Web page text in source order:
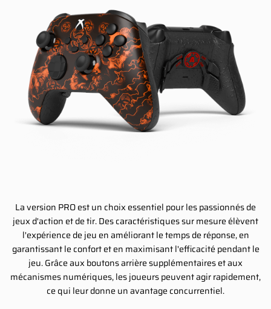
La version PRO est un choix essentiel pour les passionnés de
jeux d'action et de tir. Des caractéristiques sur mesure élèvent
l'expérience de jeu en améliorant le temps de réponse, en
garantissant le confort et en maximisant l'efficacité pendant le
jeu. Grâce aux boutons arrière supplémentaires et aux
mécanismes numériques, les joueurs peuvent agir rapidement,
ce qui leur donne un avantage concurrentiel.